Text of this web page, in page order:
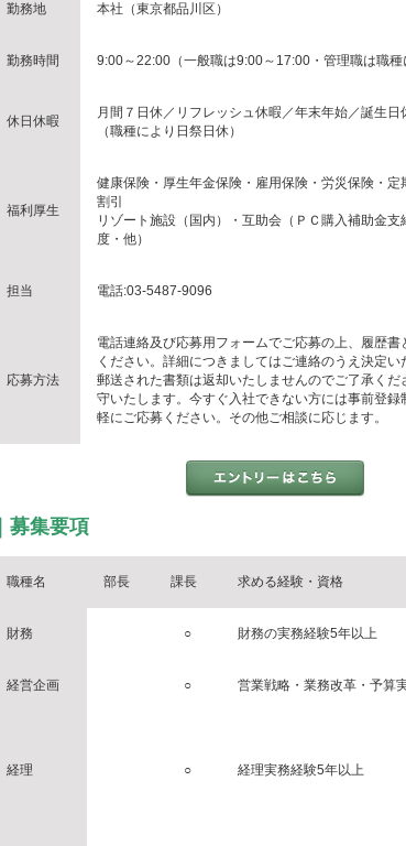
勤務地 本社（東京都品川区）
勤務時間 9:00～22:00（一般職は9:00～17:00・管理職は職
休日休暇
月間７日休／リフレッシュ休暇／年末年始／誕生日
（職種により日祭日休）
福利厚生
健康保険・厚生年金保険・雇用保険・労災保険・定
割引
リゾート施設（国内）・互助会（ＰＣ購入補助金
度・他）
担当 電話:03-5487-9096
応募方法
電話連絡及び応募用フォームでご応募の上、履歴
ください。詳細につきましてはご連絡のうえ決定い
郵送された書類は返却いたしませんのでご了承くだ
守いたします。 今すぐ入社できない方には事前登
軽にご応募ください。その他ご相談に応じます。
｜募集要項
職種名 部長 課長 求める経験・資格
財務 ○ 財務の実務経験5年以上
経営企画 ○ 営業戦略・業務改革・予算
経理 ○ 経理実務経験5年以上